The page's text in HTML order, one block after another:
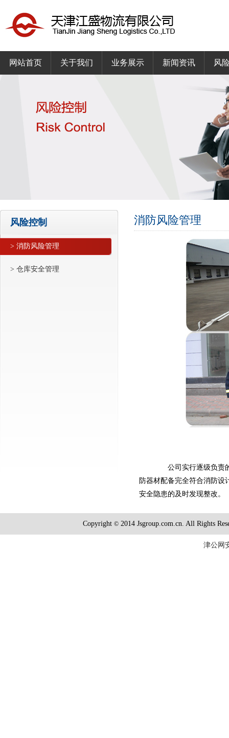
网站首页 关于我们 业务展示 新闻资讯 风
风险控制
> 消防风险管理
> 仓库安全管理
消防风险管理
公司实行逐级负责的
防器材配备完全符合消防设
安全隐患的及时发现整改。
Copyright © 2014 Jsgroup.com.cn. All Rights
津公网